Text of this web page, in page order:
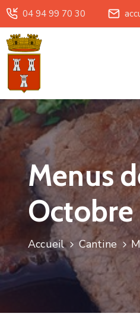
04 94 99 70 30
Menus
Octobre
Accueil Cantine